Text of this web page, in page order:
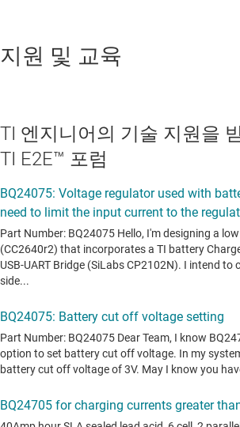
지원 및 교육
TI 엔지니어의 기술 지원을
TI E2E™ 포럼